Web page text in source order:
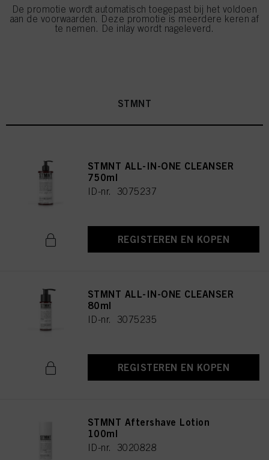
De promotie wordt automatisch toegepast bij het voldoen
aan de voorwaarden. Deze promotie is meerdere keren af
te nemen. De inlay wordt nageleverd.
STMNT
STMNT ALL-IN-ONE CLEANSER
750ml
ID-nr. 3075237
REGISTEREN EN KOPEN
STMNT ALL-IN-ONE CLEANSER
80ml
ID-nr. 3075235
REGISTEREN EN KOPEN
STMNT Aftershave Lotion
100ml
ID-nr. 3020828